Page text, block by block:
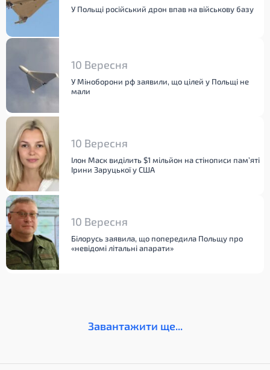
У Польщі російський дрон впав на військову базу
10 Вересня
У Міноборони рф заявили, що цілей у Польщі не
мали
10 Вересня
Ілон Маск виділить $1 мільйон на стінописи пам’яті
Ірини Заруцької у США
10 Вересня
Білорусь заявила, що попередила Польщу про
«невідомі літальні апарати»
Завантажити ще...